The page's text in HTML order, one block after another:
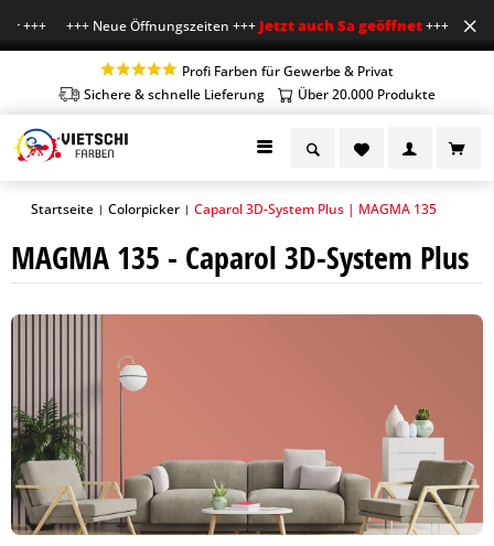
+++ +++ Neue Öffnungszeiten +++Jetzt auch Sa geöffnet+++ Mo-Fr 7-
Profi Farben für Gewerbe & Privat
Sichere & schnelle Lieferung
Über 20.000 Produkte
Startseite | Colorpicker | Caparol 3D-System Plus | MAGMA 135
MAGMA 135 - Caparol 3D-System Plus